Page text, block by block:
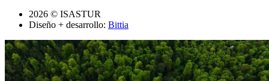
2026 © ISASTUR
Diseño + desarrollo: Bittia